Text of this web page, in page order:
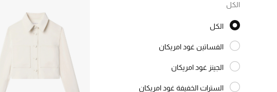
الكل
الكل
الفساتين غود امريكان
الجينز غود امريكان
السترات الخفيفة غود امريكان